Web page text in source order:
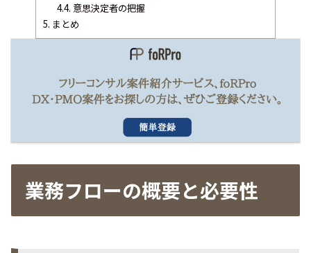
4.4. 意思決定者の把握
5. まとめ
業務フローの概要と必要性